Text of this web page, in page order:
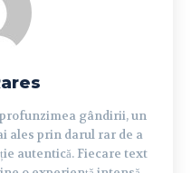
gândirii, un
ales prin darul rar de a
autentică. Fiecare text